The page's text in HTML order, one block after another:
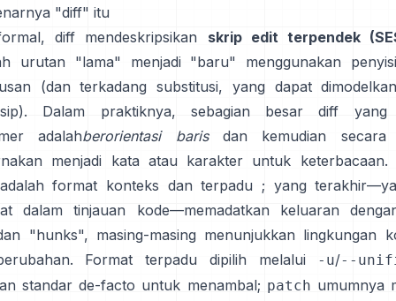
"diff" itu
diff mendeskripsikan skrip edit terpendek
urutan "lama" menjadi "baru" menggunakan
(dan terkadang substitusi, yang dapat
Dalam praktiknya, sebagian besar diff yang
adalahberorientasi barisdan kemudian secara
menjadi kata atau karakter untuk keterbacaan.
format konteks dan terpadu ; yang
dalam tinjauan kode—memadatkan keluaran
"hunks", masing-masing menunjukkan lingkungan
Format terpadu dipilih melalui
-u/--
standar de-facto untuk menambal; patch umumnya